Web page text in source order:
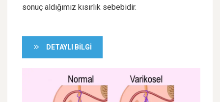
sonuç aldığımız kısırlık sebebidir.
DETAYLI BILGI